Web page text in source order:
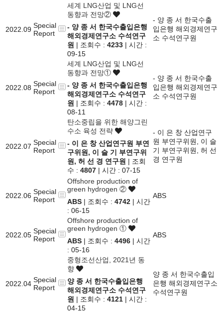
2022.09 Special
Report
세계 LNG산업 및 LNG선
동향과 전망②
- 양 종 서 한국수출입은행
해외경제연구소 수석연구
원 | 조회수 : 4233 | 시간 :
09-15
- 양 종 서 한국수출
입은행 해외경제연구
소 수석연구원
2022.08 Special
Report
세계 LNG산업 및 LNG선
동향과 전망①
- 양 종 서 한국수출입은행
해외경제연구소 수석연구
원 | 조회수 : 4478 | 시간 :
08-11
- 양 종 서 한국수출
입은행 해외경제연구
소 수석연구원
2022.07 Special
Report
탄소중립을 위한 해양그린
수소 육성 전략
- 이 은 창 산업연구원 부연
구위원, 이 슬 기 부연구위
원, 허 선 경 연구원 | 조회
수 : 4807 | 시간 : 07-15
- 이 은 창 산업연구
원 부연구위원, 이 슬
기 부연구위원, 허 선
경 연구원
2022.06 Special
Report
Offshore production of
green hydrogen ②
ABS | 조회수 : 4742 | 시간
: 06-15
ABS
2022.05 Special
Report
Offshore production of
green hydrogen ①
ABS | 조회수 : 4496 | 시간
: 05-16
ABS
2022.04 Special
Report
중형조선산업, 2021년 동
향
양 종 서 한국수출입은행
해외경제연구소 수석연구
원 | 조회수 : 4121 | 시간 :
04-15
양 종 서 한국수출입
은행 해외경제연구소
수석연구원